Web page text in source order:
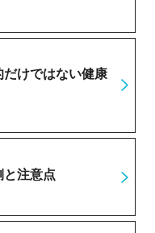
けではない健康
と注意点